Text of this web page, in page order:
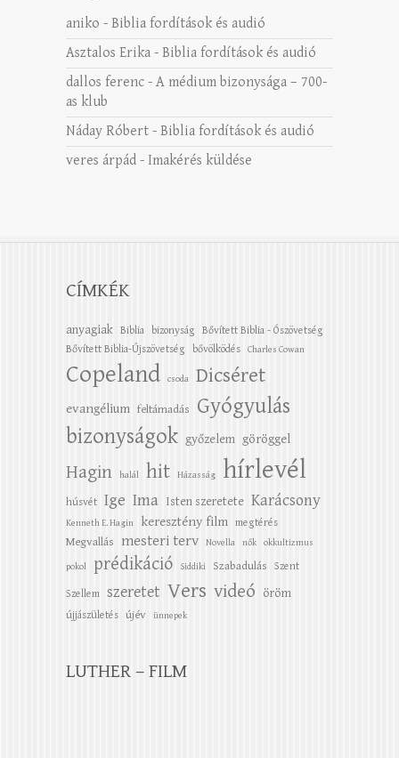
aniko - Biblia fordítások és audió
Asztalos Erika - Biblia fordítások és audió
dallos ferenc - A médium bizonysága – 700-
as klub
Náday Róbert - Biblia fordítások és audió
veres árpád - Imakérés küldése
CÍMKÉK
anyagiak Biblia bizonyság
Bővített Biblia - Ószövetség
Bővített Biblia-Újszövetség
bővölködés Charles Cowan
Copeland csoda Dicséret
evangélium feltámadás
Gyógyulás
bizonyságok győzelem göröggel
Hagin halál hit Házasság hírlevél
húsvét Ige Ima Isten szeretete Karácsony
Kenneth E. Hagin keresztény film megtérés
Megvallás mesteri terv Novella nők okkultizmus
pokol prédikáció Siddiki Szabadulás Szent
Szellem szeretet Vers videó öröm
újjászületés újév ünnepek
LUTHER – FILM